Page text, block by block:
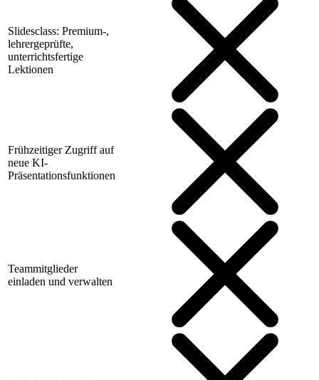
Slidesclass: Premium-,
lehrergeprüfte,
unterrichtsfertige
Lektionen
Frühzeitiger Zugriff auf
neue KI-
Präsentationsfunktionen
Teammitglieder
einladen und verwalten